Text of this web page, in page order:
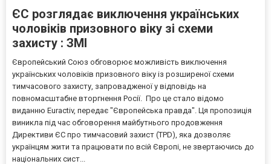
ЄС розглядає виключення українських
чоловіків призовного віку зі схеми
захисту : ЗМІ
Європейський Союз обговорює можливість виключення
українських чоловіків призовного віку із розширеної схеми
тимчасового захисту, запровадженої у відповідь на
повномасштабне вторгнення Росії. Про це стало відомо
виданню Euractiv, передає "Європейська правда". Ця пропозиція
виникла під час обговорення майбутнього продовження
Директиви ЄС про тимчасовий захист (TPD), яка дозволяє
українцям жити та працювати по всій Європі, не звертаючись до
національних сист...